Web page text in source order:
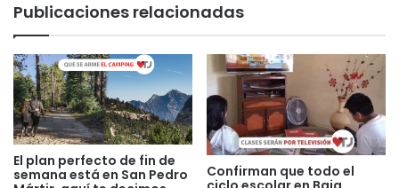
Publicaciones relacionadas
El plan perfecto de fin de
semana está en San Pedro
Confirman que todo el